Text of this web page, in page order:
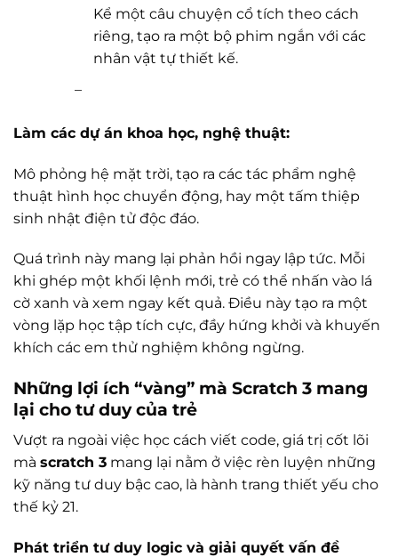
Kể một câu chuyện cổ tích theo cách
riêng, tạo ra một bộ phim ngắn với các
nhân vật tự thiết kế.
–
Làm các dự án khoa học, nghệ thuật:
Mô phỏng hệ mặt trời, tạo ra các tác phẩm nghệ
thuật hình học chuyển động, hay một tấm thiệp
sinh nhật điện tử độc đáo.
Quá trình này mang lại phản hồi ngay lập tức. Mỗi
khi ghép một khối lệnh mới, trẻ có thể nhấn vào lá
cờ xanh và xem ngay kết quả. Điều này tạo ra một
vòng lặp học tập tích cực, đầy hứng khởi và khuyến
khích các em thử nghiệm không ngừng.
Những lợi ích “vàng” mà Scratch 3 mang
lại cho tư duy của trẻ
Vượt ra ngoài việc học cách viết code, giá trị cốt lõi
mà scratch 3 mang lại nằm ở việc rèn luyện những
kỹ năng tư duy bậc cao, là hành trang thiết yếu cho
thế kỷ 21.
Phát triển tư duy logic và giải quyết vấn đề